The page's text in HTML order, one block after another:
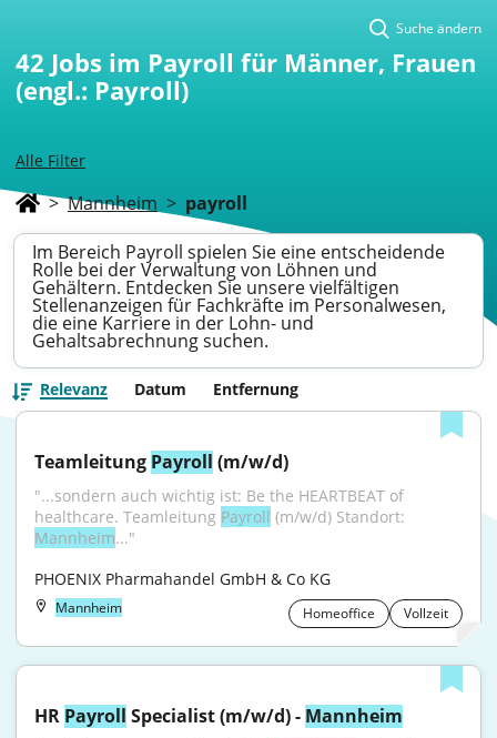
Alle Filter
Suche ändern
42 Jobs im Payroll für Männer, Frauen
(engl.: Payroll)
> Mannheim > payroll
Im Bereich Payroll spielen Sie eine entscheidende
Rolle bei der Verwaltung von Löhnen und
Gehältern. Entdecken Sie unsere vielfältigen
Stellenanzeigen für Fachkräfte im Personalwesen,
die eine Karriere in der Lohn- und
Gehaltsabrechnung suchen.
Relevanz Datum Entfernung
Teamleitung Payroll (m/w/d)
"...sondern auch wichtig ist: Be the HEARTBEAT of
healthcare. Teamleitung Payroll
Mannheim..."
PHOENIX Pharmahandel GmbH & Co KG
Mannheim Homeoffice Vollzeit
HR Payroll Specialist (m/w/d) - Mannheim